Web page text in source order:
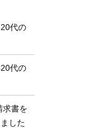
代の
代の
求書を
した